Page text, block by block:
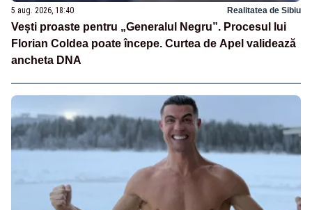
5 aug. 2026, 18:40 Realitatea de Sibiu
Vești proaste pentru „Generalul Negru”. Procesul lui
Florian Coldea poate începe. Curtea de Apel validează
ancheta DNA